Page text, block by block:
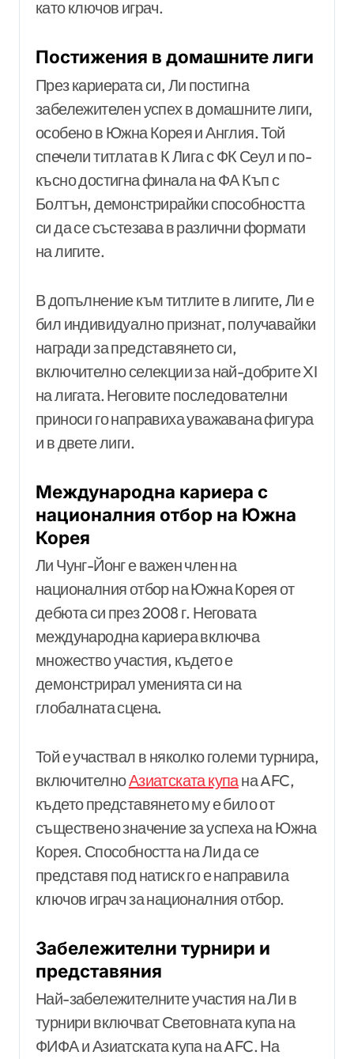
като ключов играч.
Постижения в домашните лиги
През кариерата си, Ли постигна
забележителен успех в домашните лиги,
особено в Южна Корея и Англия. Той
спечели титлата в К Лига с ФК Сеул и по-
късно достигна финала на ФА Къп с
Болтън, демонстрирайки способността
си да се състезава в различни формати
на лигите.
В допълнение към титлите в лигите, Ли е
бил индивидуално признат, получавайки
награди за представянето си,
включително селекции за най-добрите XI
на лигата. Неговите последователни
приноси го направиха уважавана фигура
и в двете лиги.
Международна кариера с
националния отбор на Южна
Корея
Ли Чунг-Йонг е важен член на
националния отбор на Южна Корея от
дебюта си през 2008 г. Неговата
международна кариера включва
множество участия, където е
демонстрирал уменията си на
глобалната сцена.
Той е участвал в няколко големи турнира,
включителноАзиатската купана AFC,
където представянето му е било от
съществено значение за успеха на Южна
Корея. Способността на Ли да се
представя под натиск го е направила
ключов играч за националния отбор.
Забележителни турнири и
представяния
Най-забележителните участия на Ли в
турнири включват Световната купа на
ФИФА и Азиатската купа на AFC. На